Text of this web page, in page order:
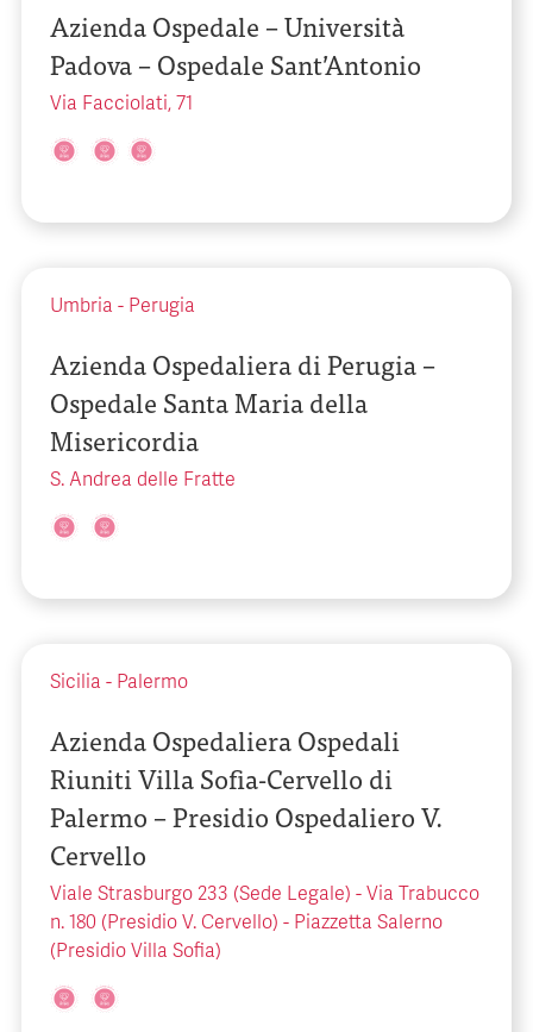
Azienda Ospedale – Università
Padova – Ospedale Sant’Antonio
Via Facciolati, 71
Umbria - Perugia
Azienda Ospedaliera di Perugia –
Ospedale Santa Maria della
Misericordia
S. Andrea delle Fratte
Sicilia - Palermo
Azienda Ospedaliera Ospedali
Riuniti Villa Sofia-Cervello di
Palermo – Presidio Ospedaliero V.
Cervello
Viale Strasburgo 233 (Sede Legale) - Via Trabucco
n. 180 (Presidio V. Cervello) - Piazzetta Salerno
(Presidio Villa Sofia)